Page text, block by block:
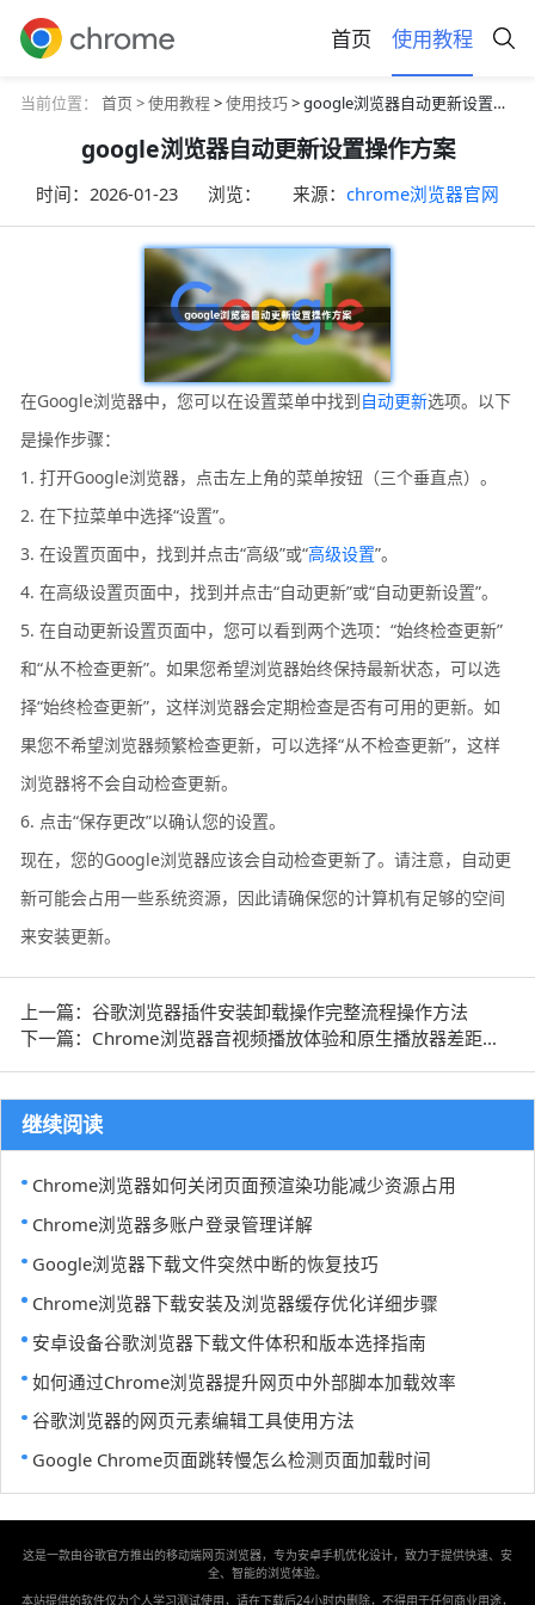
首页 使用教程
当前位置： 首页 >使用教程>使用技巧> google浏览器自动更新设置操作方案
google浏览器自动更新设置操作方案
时间：2026-01-23 浏览： 来源： chrome浏览器官网
在Google浏览器中，您可以在设置菜单中找到自动更新选项。以下
是操作步骤：
1. 打开Google浏览器，点击左上角的菜单按钮（三个垂直点）。
2. 在下拉菜单中选择“设置”。
3. 在设置页面中，找到并点击“高级”或“高级设置”。
4. 在高级设置页面中，找到并点击“自动更新”或“自动更新设置”。
5. 在自动更新设置页面中，您可以看到两个选项：“始终检查更新”
和“从不检查更新”。如果您希望浏览器始终保持最新状态，可以选
择“始终检查更新”，这样浏览器会定期检查是否有可用的更新。如
果您不希望浏览器频繁检查更新，可以选择“从不检查更新”，这样
浏览器将不会自动检查更新。
6. 点击“保存更改”以确认您的设置。
现在，您的Google浏览器应该会自动检查更新了。请注意，自动更
新可能会占用一些系统资源，因此请确保您的计算机有足够的空间
来安装更新。
上一篇：谷歌浏览器插件安装卸载操作完整流程操作方法
下一篇：Chrome浏览器音视频播放体验和原生播放器差距大吗
继续阅读
Chrome浏览器如何关闭页面预渲染功能减少资源占用
Chrome浏览器多账户登录管理详解
Google浏览器下载文件突然中断的恢复技巧
Chrome浏览器下载安装及浏览器缓存优化详细步骤
安卓设备谷歌浏览器下载文件体积和版本选择指南
如何通过Chrome浏览器提升网页中外部脚本加载效率
谷歌浏览器的网页元素编辑工具使用方法
Google Chrome页面跳转慢怎么检测页面加载时间
这是一款由谷歌官方推出的移动端网页浏览器，专为安卓手机优化设计，致力于提供快速、安
全、智能的浏览体验。
本站提供的软件仅为个人学习测试使用，请在下载后24小时内删除，不得用于任何商业用途，